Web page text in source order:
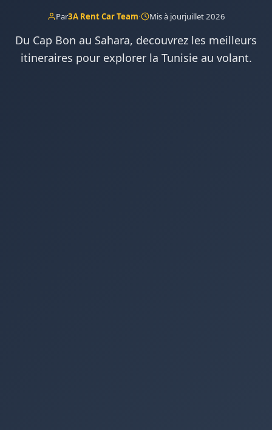
Par3A Rent Car Team· Mis à jourjuillet 2026
Du Cap Bon au Sahara, decouvrez les meilleurs
itineraires pour explorer la Tunisie au volant.